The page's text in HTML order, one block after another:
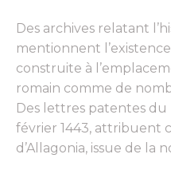
Des archives relatant
mentionnent
construite à
romain comme de
Des lettres patentes du
février 1443, attribuent
d’Allagonia, issue de la